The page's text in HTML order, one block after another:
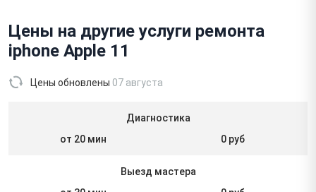
Цены на другие услуги ремонта
iphone Apple 11
Цены обновлены 07 августа
Диагностика
от 20 мин
0 руб
Выезд мастера